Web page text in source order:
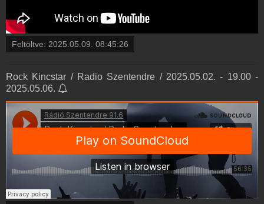
Feltöltve: 2025.05.09. 08:45:26
Rock Kincstar / Radio Szentendre / 2025.05.02. - 19.00 -
2025.05.06.